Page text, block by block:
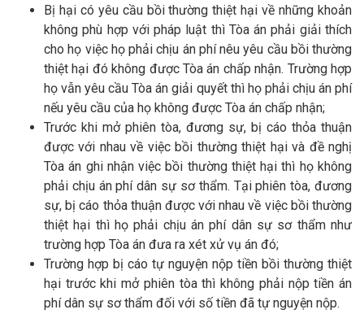
Bị hại có yêu cầu bồi thường thiệt hại về những khoản
không phù hợp với pháp luật thì Tòa án phải giải thích
cho họ việc họ phải chịu án phí nêu yêu cầu bồi thường
thiệt hại đó không được Tòa án chấp nhận. Trường hợp
họ vẫn yêu cầu Tòa án giải quyết thì họ phải chịu án phí
nếu yêu cầu của họ không được Tòa án chấp nhận;
Trước khi mở phiên tòa, đương sự, bị cáo thỏa thuận
được với nhau về việc bồi thường thiệt hại và đề nghị
Tòa án ghi nhận việc bồi thường thiệt hại thì họ không
phải chịu án phí dân sự sơ thẩm. Tại phiên tòa, đương
sự, bị cáo thỏa thuận được với nhau về việc bồi thường
thiệt hại thì họ phải chịu án phí dân sự sơ thẩm như
trường hợp Tòa án đưa ra xét xử vụ án đó;
Trường hợp bị cáo tự nguyện nộp tiền bồi thường thiệt
hại trước khi mở phiên tòa thì không phải nộp tiền án
phí dân sự sơ thẩm đối với số tiền đã tự nguyện nộp.